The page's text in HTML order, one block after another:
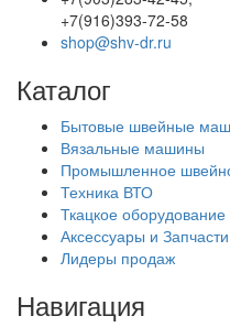
+7(916)393-72-58
shop@shv-dr.ru
Каталог
Бытовые швейные
Вязальные машины
Промышленное
Техника ВТО
Ткацкое оборудование
Аксессуары и Запчасти
Лидеры продаж
Навигация